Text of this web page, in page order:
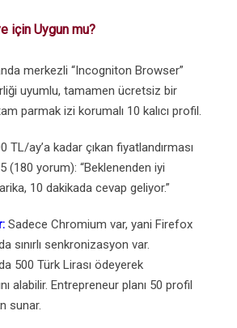
için Uygun mu?
merkezli “Incogniton Browser”
uyumlu, tamamen ücretsiz bir
parmak izi korumalı 10 kalıcı profil.
TL/ay’a kadar çıkan fiyatlandırması
(180 yorum): “Beklenenden iyi
10 dakikada cevap geliyor.”
Sadece Chromium var, yani Firefox
sınırlı senkronizasyon var.
500 Türk Lirası ödeyerek
alabilir. Entrepreneur planı 50 profil
sunar.